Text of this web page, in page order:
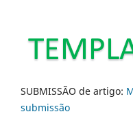
SUBMISSÃO de artigo:
submissão